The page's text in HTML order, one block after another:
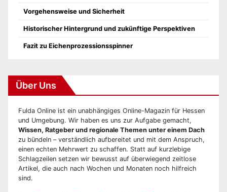
Vorgehensweise und Sicherheit
Historischer Hintergrund und zukünftige Perspektiven
Fazit zu Eichenprozessionsspinner
Über Uns
Fulda Online ist ein unabhängiges Online-Magazin für Hessen
und Umgebung. Wir haben es uns zur Aufgabe gemacht,
Wissen, Ratgeber und regionale Themen unter einem Dach
zu bündeln – verständlich aufbereitet und mit dem Anspruch,
einen echten Mehrwert zu schaffen. Statt auf kurzlebige
Schlagzeilen setzen wir bewusst auf überwiegend zeitlose
Artikel, die auch nach Wochen und Monaten noch hilfreich
sind.